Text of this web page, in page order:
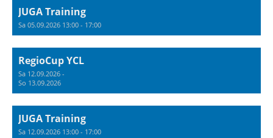
JUGA Training
Sa 05.09.2026 13:00 - 17:00
RegioCup YCL
Sa 12.09.2026 -
So 13.09.2026
JUGA Training
Sa 12.09.2026 13:00 - 17:00